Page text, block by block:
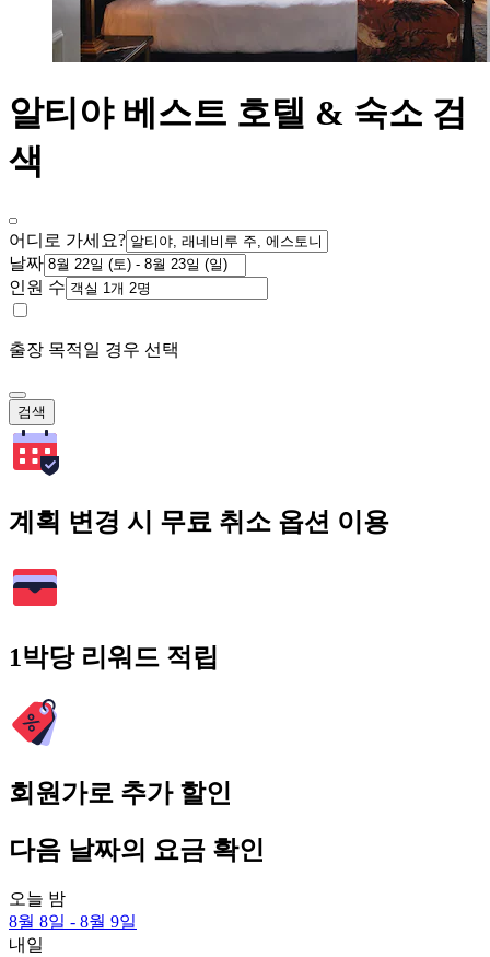
알티야 베스트 호텔 & 숙소 검
색
어디로 가세요?
날짜
인원 수
출장 목적일 경우 선택
검색
계획 변경 시 무료 취소 옵션 이용
1박당 리워드 적립
회원가로 추가 할인
다음 날짜의 요금 확인
오늘 밤
8월 8일 - 8월 9일
내일